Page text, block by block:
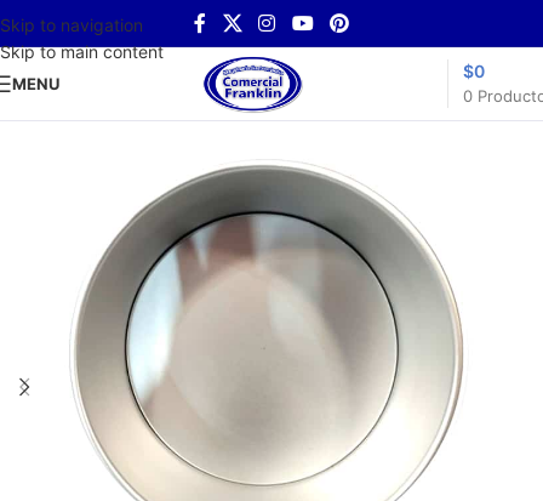
Skip to navigation
Skip to main content
MENU
0
$0